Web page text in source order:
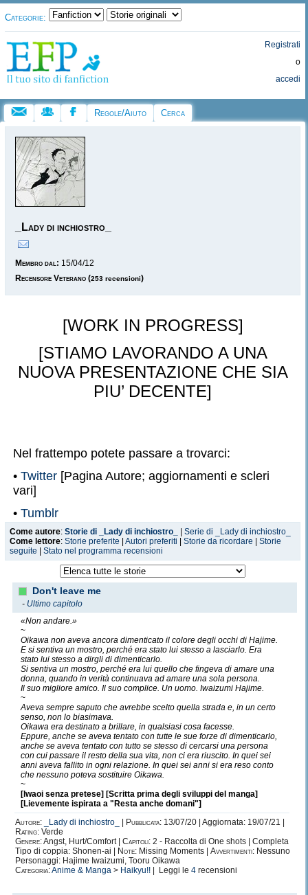
Categorie:
Registrati
o
accedi
Regole/Aiuto Cerca
_Lady di inchiostro_
Membro dal: 15/04/12
Recensore Veterano (253 recensioni)
[WORK IN PROGRESS]
[STIAMO LAVORANDO A UNA
NUOVA PRESENTAZIONE CHE SIA
PIU’ DECENTE]
Nel frattempo potete passare a trovarci:
• Twitter [Pagina Autore; aggiornamenti e scleri
vari]
• Tumblr
•Pinterest
•AO3
MESSAGGIO DOPO IL BIP]
Come autore: Storie di _Lady di inchiostro_
Serie di _Lady di inchiostro_
Come lettore: Storie preferite Autori preferiti Storie da ricordare
Storie
seguite
Stato nel programma recensioni
Don't leave me
- Ultimo capitolo
«Non andare.»
~
Oikawa non aveva ancora dimenticato il colore degli occhi di Hajime.
E si sentiva un mostro, perché era stato lui stesso a lasciarlo. Era
stato lui stesso a dirgli di dimenticarlo.
Si sentiva un mostro, perché era lui quello che fingeva di amare una
donna, quando in verità continuava ad amare una sola persona.
Il suo migliore amico. Il suo complice. Un uomo. Iwaizumi Hajime.
~
Aveva sempre saputo che avrebbe scelto quella strada e, in un certo
senso, non lo biasimava.
Oikawa era destinato a brillare, in qualsiasi cosa facesse.
Eppure, anche se aveva tentato con tutte le sue forze di dimenticarlo,
anche se aveva tentato con tutto se stesso di cercarsi una persona
con cui passare il resto della sua vita, non ci era riuscito. In quei sei
anni aveva fallito in ogni relazione. In quei sei anni si era reso conto
che nessuno poteva sostituire Oikawa.
~
[Iwaoi senza pretese] [Scritta prima degli sviluppi del manga]
[Lievemente ispirata a "Resta anche domani"]
Autore:
_Lady di inchiostro_ Pubblicata: 13/07/20 | Aggiornata: 19/07/21 |
Rating: Verde
Genere:Angst, Hurt/Comfort | Capitoli: 2 - Raccolta di One shots | Completa
Tipo di coppia: Shonen-ai |
Note: Missing Moments | Avvertimenti: Nessuno
Personaggi: Hajime Iwaizumi, Tooru Oikawa
Categoria:Anime & Manga > Haikyu!! | Leggi le 4 recensioni